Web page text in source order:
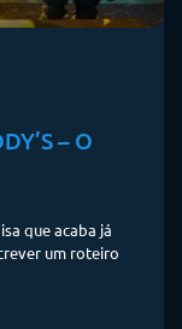
– O
que acaba já
um roteiro